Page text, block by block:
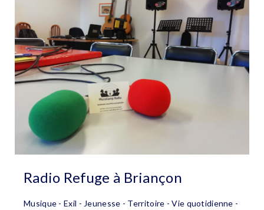
Radio Refuge à Briançon
Musique - Exil - Jeunesse - Territoire - Vie quotidienne -